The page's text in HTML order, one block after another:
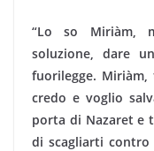
“Lo so Miriàm,
soluzione, dare
fuorilegge.
credo e voglio
porta di Nazaret e
di scagliarti contro